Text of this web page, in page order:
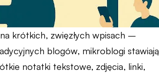
krótkich, zwięzłych wpisach –
blogów, mikroblogi stawiają
notatki tekstowe, zdjęcia, linki,